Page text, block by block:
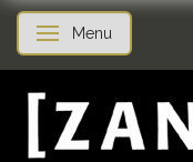
Skifte navigation
Menu